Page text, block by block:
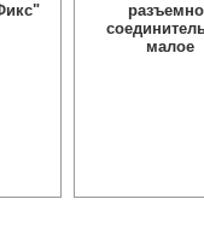
малое